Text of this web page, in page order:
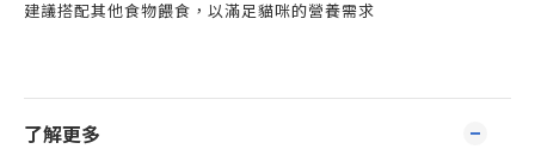
建議搭配其他食物餵食，以滿足貓咪的營養需求
了解更多